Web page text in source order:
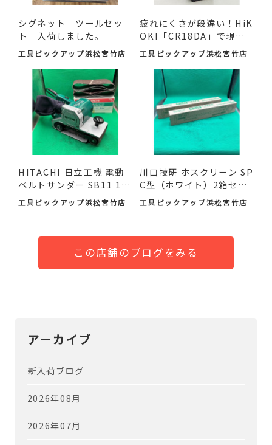
シグネット ツールセッ
ト 入荷しました。
工具ピックアップ浜松宮竹店
疲れにくさが段違い！HiK
OKI「CR18DA」で現場
の作...
工具ピックアップ浜松宮竹店
HITACHI 日立工機 電動
ベルトサンダー SB11 11
0mm ...
工具ピックアップ浜松宮竹店
川口技研 ホスクリーン SP
C型（ホワイト）2箱セ
ッ...
工具ピックアップ浜松宮竹店
この店舗のブログをみる
アーカイブ
新入荷ブログ
2026年08月
2026年07月